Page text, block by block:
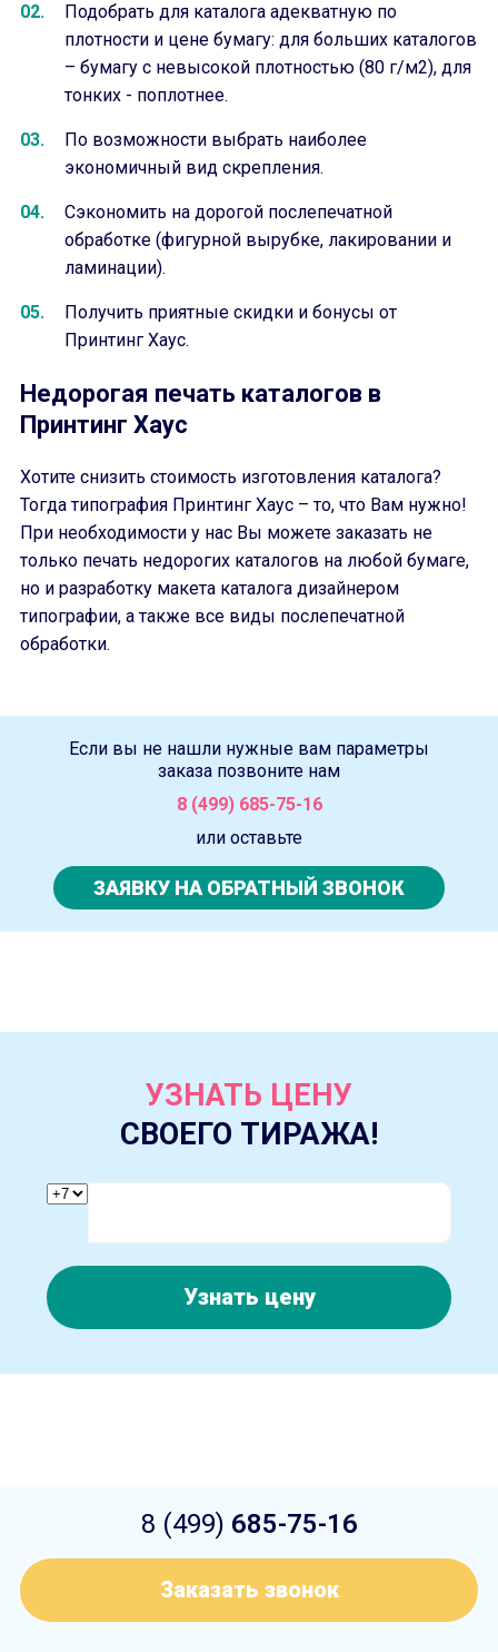
Подобрать для каталога адекватную по
плотности и цене бумагу: для больших каталогов
– бумагу с невысокой плотностью (80 г/м2), для
тонких - поплотнее.
По возможности выбрать наиболее
экономичный вид скрепления.
Сэкономить на дорогой послепечатной
обработке (фигурной вырубке, лакировании и
ламинации).
Получить приятные скидки и бонусы от
Принтинг Хаус.
Недорогая печать каталогов в
Принтинг Хаус
Хотите снизить стоимость изготовления каталога?
Тогда типография Принтинг Хаус – то, что Вам нужно!
При необходимости у нас Вы можете заказать не
только печать недорогих каталогов на любой бумаге,
но и разработку макета каталога дизайнером
типографии, а также все виды послепечатной
обработки.
Если вы не нашли нужные вам параметры
заказа позвоните нам
8 (499) 685-75-16
или оставьте
ЗАЯВКУ НА ОБРАТНЫЙ ЗВОНОК
УЗНАТЬ ЦЕНУ
СВОЕГО ТИРАЖА!
Узнать цену
8 (499) 685-75-16
Заказать звонок